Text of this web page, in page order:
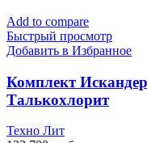
Add to compare
Быстрый просмотр
Добавить в Избранное
Комплект
Талькохлорит
Техно Лит